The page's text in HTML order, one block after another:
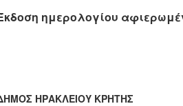
ημερολογίου
ΗΡΑΚΛΕΙΟΥ ΚΡΗΤΗΣ